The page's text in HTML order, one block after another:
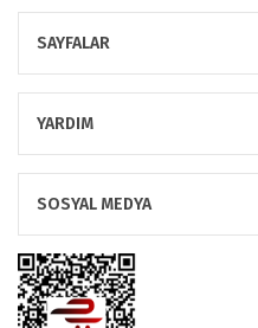
SAYFALAR
YARDIM
SOSYAL MEDYA